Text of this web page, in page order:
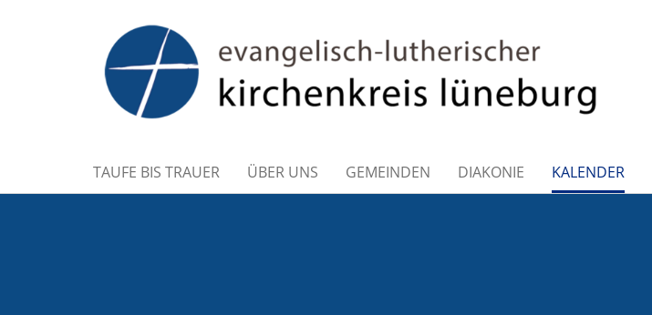
TAUFE BIS TRAUER ÜBER UNS GEMEINDEN DIAKONIE KALENDER